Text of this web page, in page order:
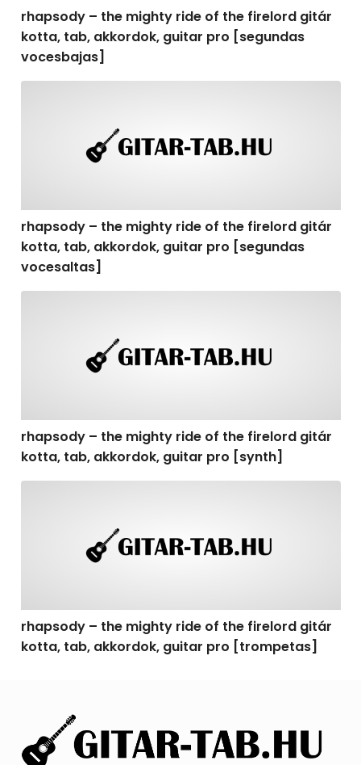
rhapsody – the mighty ride of the firelord gitár
kotta, tab, akkordok, guitar pro [segundas
vocesbajas]
rhapsody – the mighty ride of the firelord gitár
kotta, tab, akkordok, guitar pro [segundas
vocesaltas]
rhapsody – the mighty ride of the firelord gitár
kotta, tab, akkordok, guitar pro [synth]
rhapsody – the mighty ride of the firelord gitár
kotta, tab, akkordok, guitar pro [trompetas]